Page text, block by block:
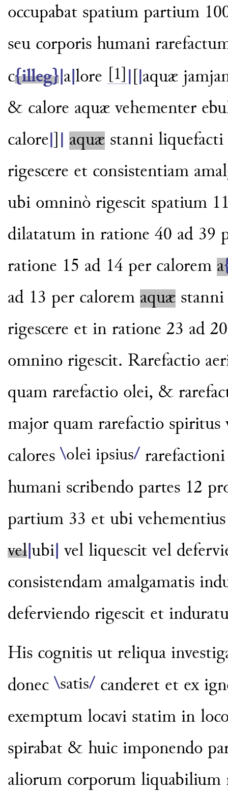
occupabat spatium partium
seu corporis humani
c{illeg} a lore [1]
aquæ
& calore aquæ vehementer
calore
aquæ stanni
rigescere et consistentiam
ubi omninò rigescit spatium
dilatatum in ratione 40 ad 39
ratione 15 ad 14 per calorem a
ad 13 per calorem aquæ
rigescere et in ratione 23 ad
omnino rigescit. Rarefactio
quam rarefactio olei, &
major quam rarefactio
calores \olei ipsius/
humani scribendo partes 12
partium 33 et ubi vehe
vel ubi vel liquescit vel
consistendam amalgamatis
deferviendo rigescit et
His cognitis ut reliqua
donec \satis/ canderet et ex
exemptum locavi statim in
spirabat & huic imponendo
aliorum corporum liquabilium